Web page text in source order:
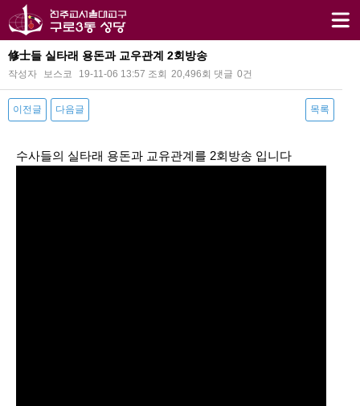
修士들 실타래 용돈과 교우관계 2회방송
작성자 보스코 19-11-06 13:57 조회 20,496회 댓글 0건
이전글 다음글 목록
수사들의 실타래 용돈과 교유관계를 2회방송 입니다